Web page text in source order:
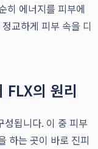
히 에너지를 피부에
교하게 피부 속을 디
FLX의 원리
성됩니다. 이 중 피부
하는 곳이 바로 진피